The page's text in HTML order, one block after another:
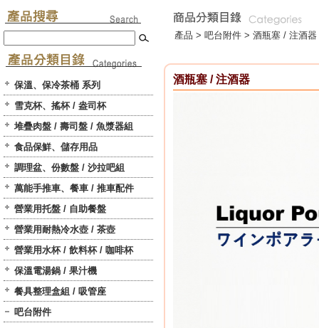
保溫、保冷茶桶 系列
雪克杯、搖杯 / 盎司杯
堆疊肉盤 / 壽司盤 / 魚漿器組
食品保鮮、儲存用品
調理盆、份數盤 / 沙拉吧組
萬能手推車、餐車 / 推車配件
營業用托盤 / 自助餐盤
營業用耐熱冷水壺 / 茶壺
營業用水杯 / 飲料杯 / 咖啡杯
保溫電湯鍋 / 果汁機
餐具整理盒組 / 吸管座
吧台附件
產品 > 吧台附件 > 酒瓶塞 / 注酒器
酒瓶塞 / 注酒器